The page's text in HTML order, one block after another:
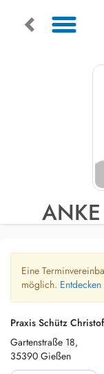
Eine
möglich.
Praxis Schütz Christof
Gartenstraße 18,
35390 Gießen